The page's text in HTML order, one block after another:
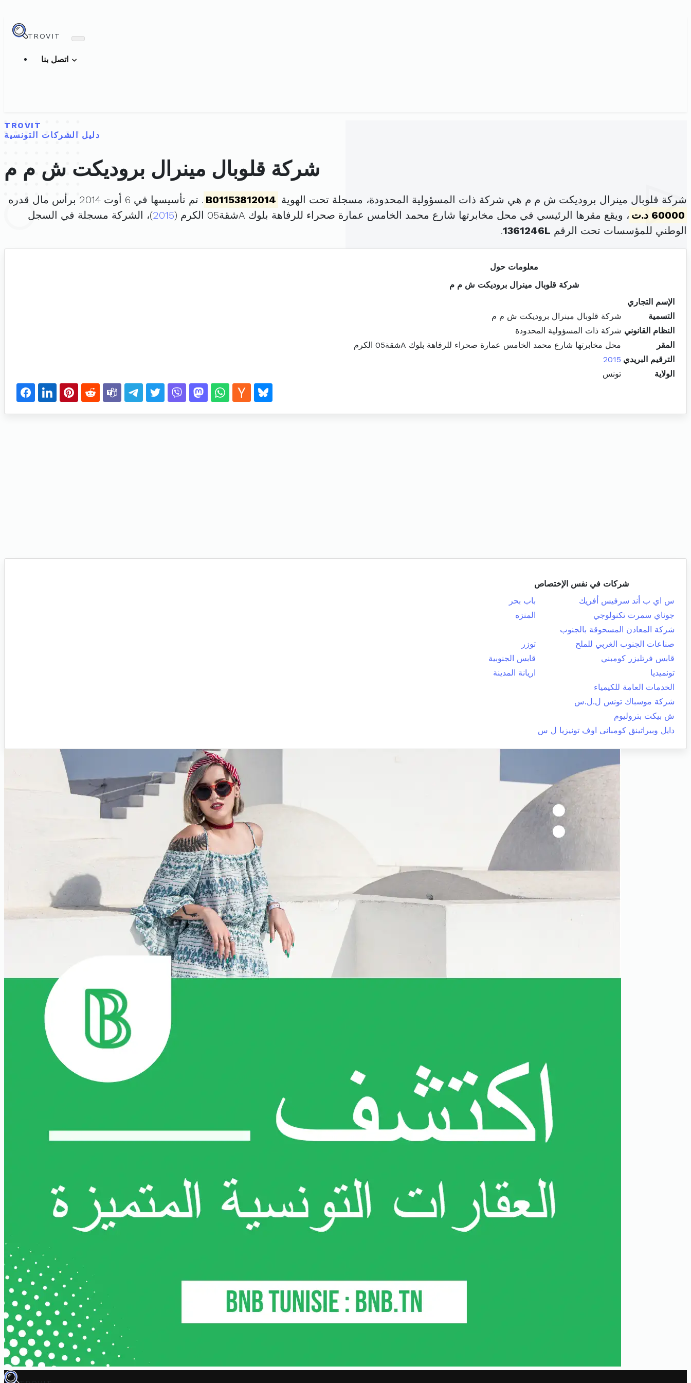
TROVIT
TROVIT
دليل الشركات التونسية
شركة قلوبال مينرال بروديكت ش م م
شركة قلوبال مينرال بروديكت ش م م هي شركة ذات المسؤولية المحدودة، مسجلة تحت الهوية B01153812014 . تم تأسيسها في 6 أوت 2014 برأس مال قدره
60000 د.ت
، ويقع مقرها الرئيسي في محل مخابرتها شارع محمد الخامس عمارة صحراء للرفاهة بلوك Aشقة05 الكرم ( 2015)، الشركة مسجلة في السجل
الوطني للمؤسسات تحت الرقم 1361246L
.
معلومات حول
شركة قلوبال مينرال بروديكت ش م م
الإسم التجاري
التسمية
شركة قلوبال مينرال بروديكت ش م م
النظام القانوني شركة ذات المسؤولية المحدودة
المقر
محل مخابرتها شارع محمد الخامس عمارة صحراء للرفاهة بلوك Aشقة05 الكرم
الترقيم البريدي 2015
الولاية
تونس
شركات في نفس الإختصاص
س اي ب أند سرفيس أفريك
باب بحر
جوناي سمرت تكنولوجي
المنزه
شركة المعادن المسحوقة بالجنوب
صناعات الجنوب الغربي للملح
توزر
قابس فرتليزر كومبني
قابس الجنوبية
تونميديا
اريانة المدينة
الخدمات العامة للكيمياء
شركة موسباك تونس ل.ل.س
ش بيكت بتروليوم
دايل وبيراتينق كومبانى اوف تونيزيا ل س